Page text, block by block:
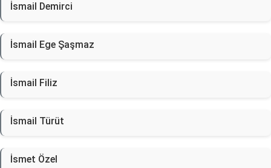
İsmail Demirci
İsmail Ege Şaşmaz
İsmail Filiz
İsmail Türüt
İsmet Özel